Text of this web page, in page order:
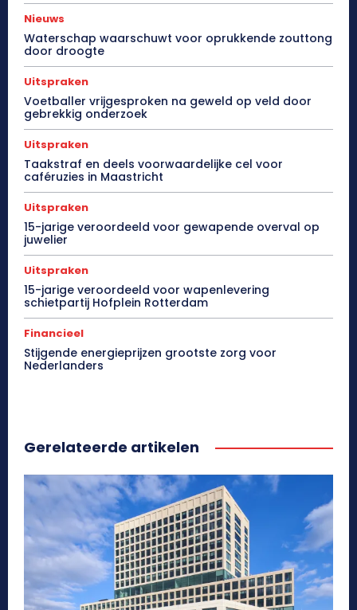
Nieuws
Waterschap waarschuwt voor oprukkende zouttong
door droogte
Uitspraken
Voetballer vrijgesproken na geweld op veld door
gebrekkig onderzoek
Uitspraken
Taakstraf en deels voorwaardelijke cel voor
caféruzies in Maastricht
Uitspraken
15-jarige veroordeeld voor gewapende overval op
juwelier
Uitspraken
15-jarige veroordeeld voor wapenlevering
schietpartij Hofplein Rotterdam
Financieel
Stijgende energieprijzen grootste zorg voor
Nederlanders
Gerelateerde artikelen